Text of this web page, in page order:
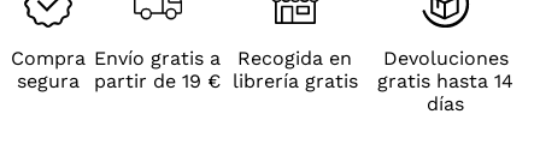
Compra
segura
Envío gratis a
partir de 19 €
Recogida en
librería gratis
Devoluciones
gratis hasta 14
días